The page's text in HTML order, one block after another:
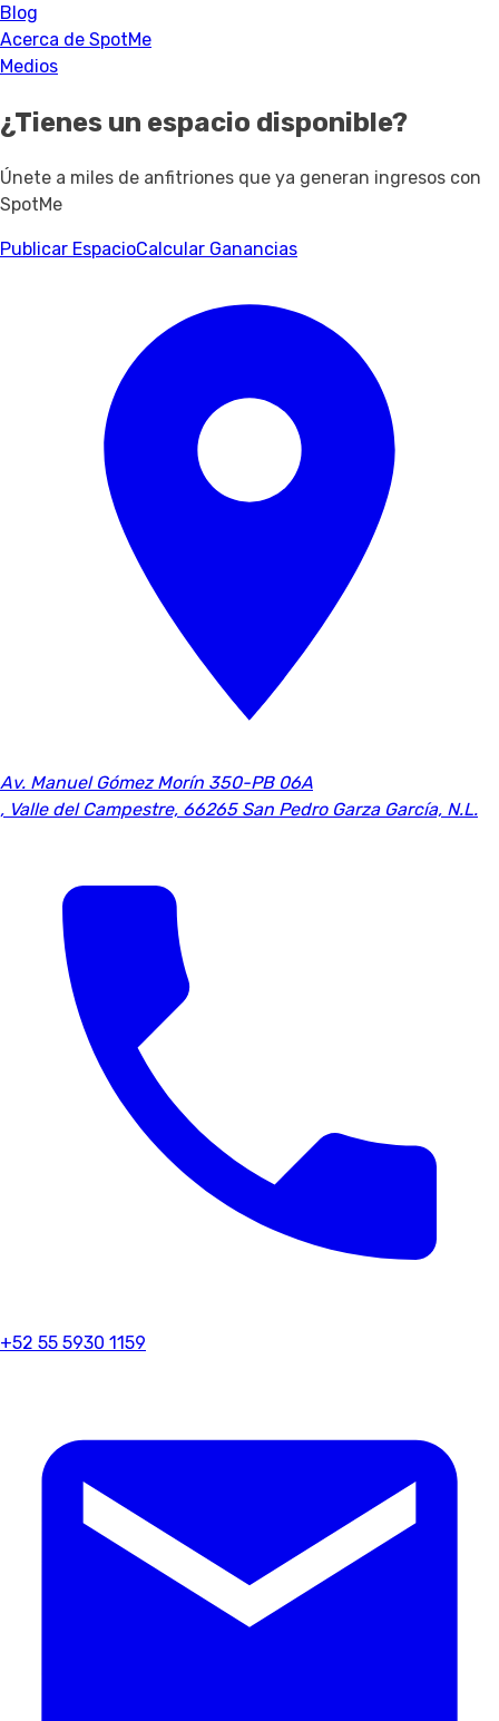
Blog
Acerca de SpotMe
Medios
¿Tienes un espacio disponible?
Únete a miles de anfitriones que ya generan ingresos con
SpotMe
Publicar EspacioCalcular Ganancias
Av. Manuel Gómez Morín 350-PB 06A
, Valle del Campestre, 66265 San Pedro Garza García, N.L.
+52 55 5930 1159